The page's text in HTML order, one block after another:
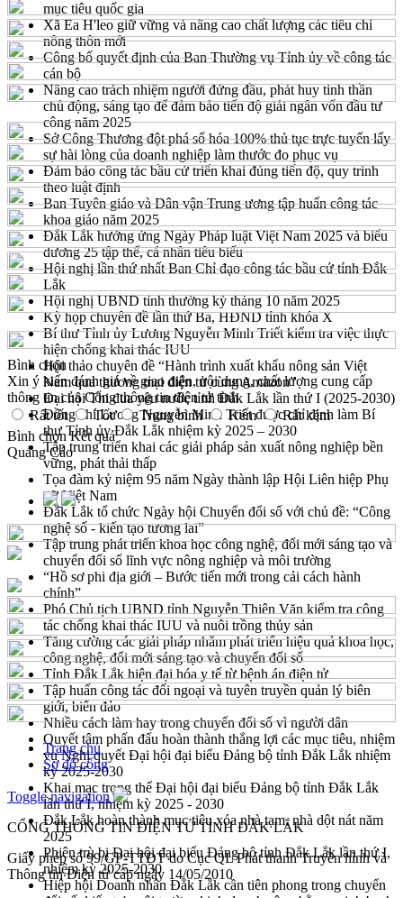
mục tiêu quốc gia
Xã Ea H'leo giữ vững và nâng cao chất lượng các tiêu chí
nông thôn mới
Công bố quyết định của Ban Thường vụ Tỉnh ủy về công tác
cán bộ
Nâng cao trách nhiệm người đứng đầu, phát huy tinh thần
chủ động, sáng tạo để đảm bảo tiến độ giải ngân vốn đầu tư
công năm 2025
Sở Công Thương đột phá số hóa 100% thủ tục trực tuyến lấy
sự hài lòng của doanh nghiệp làm thước đo phục vụ
Đảm bảo công tác bầu cử triển khai đúng tiến độ, quy trình
theo luật định
Ban Tuyên giáo và Dân vận Trung ương tập huấn công tác
khoa giáo năm 2025
Đắk Lắk hưởng ứng Ngày Pháp luật Việt Nam 2025 và biểu
dương 25 tập thể, cá nhân tiêu biểu
Hội nghị lần thứ nhất Ban Chỉ đạo công tác bầu cử tỉnh Đắk
Lắk
Hội nghị UBND tỉnh thường kỳ tháng 10 năm 2025
Kỳ họp chuyên đề lần thứ Ba, HĐND tỉnh khóa X
Bí thư Tỉnh ủy Lương Nguyễn Minh Triết kiểm tra việc thực
hiện chống khai thác IUU
Hội thảo chuyên đề “Hành trình xuất khẩu nông sản Việt
Nam qua thương mại điện tử cùng Amazon”
Đại hội Thi đua yêu nước tỉnh Đắk Lắk lần thứ I (2025-2030)
Đồng chí Lương Nguyễn Minh Triết được chỉ định làm Bí
thư Tỉnh ủy Đắk Lắk nhiệm kỳ 2025 – 2030
Tập trung triển khai các giải pháp sản xuất nông nghiệp bền
vững, phát thải thấp
Tọa đàm kỷ niệm 95 năm Ngày thành lập Hội Liên hiệp Phụ
nữ Việt Nam
Đắk Lắk tổ chức Ngày hội Chuyển đổi số với chủ đề: “Công
nghệ số - kiến tạo tương lai”
Tập trung phát triển khoa học công nghệ, đổi mới sáng tạo và
chuyển đổi số lĩnh vực nông nghiệp và môi trường
“Hồ sơ phi địa giới – Bước tiến mới trong cải cách hành
chính”
Phó Chủ tịch UBND tỉnh Nguyễn Thiên Văn kiểm tra công
tác chống khai thác IUU và nuôi trồng thủy sản
Tăng cường các giải pháp nhằm phát triển hiệu quả khoa học,
công nghệ, đổi mới sáng tạo và chuyển đổi số
Tỉnh Đắk Lắk hiện đại hóa y tế từ bệnh án điện tử
Tập huấn công tác đối ngoại và tuyên truyền quản lý biên
giới, biển đảo
Nhiều cách làm hay trong chuyển đổi số vì người dân
Quyết tâm phấn đấu hoàn thành thắng lợi các mục tiêu, nhiệm
vụ Nghị quyết Đại hội đại biểu Đảng bộ tỉnh Đắk Lắk nhiệm
kỳ 2025-2030
Khai mạc trọng thể Đại hội đại biểu Đảng bộ tỉnh Đắk Lắk
lần thứ I, nhiệm kỳ 2025 - 2030
Đắk Lắk hoàn thành mục tiêu xóa nhà tạm, nhà dột nát năm
2025
Phiên trù bị Đại hội đại biểu Đảng bộ tỉnh Đắk Lắk lần thứ I,
nhiệm kỳ 2025-2030
Hiệp hội Doanh nhân Đắk Lắk cần tiên phong trong chuyển
Bình chọn
Xin ý kiến đánh giá về giao diện, nội dung, chất lượng cung cấp
thông tin của Cổng thông tin điện tử tỉnh
Rất tốt
Tốt Trung bình Kém
Rất kém
Bình chọnKết quả
Quảng Cáo
Trang chủ
Sơ đồ cổng
Toggle navigation
CỔNG THÔNG TIN ĐIỆN TỬ TỈNH ĐẮK LẮK
Giấy phép số 99/GP-TTĐT do Cục QL Phát thanh Truyền hình và
Thông tin Điện tử cấp ngày 14/05/2010